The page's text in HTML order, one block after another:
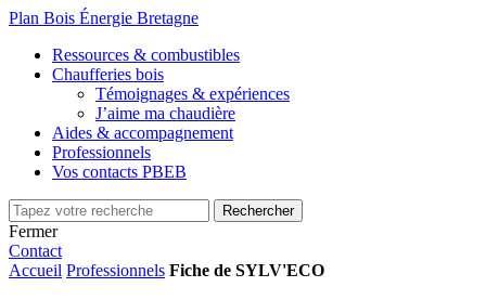
Plan Bois Énergie Bretagne
Ressources & combustibles
Chaufferies bois
Témoignages & expériences
J’aime ma chaudière
Aides & accompagnement
Professionnels
Vos contacts PBEB
Fermer
Contact
Accueil Professionnels Fiche de SYLV'ECO